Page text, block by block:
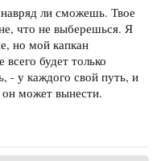
ли сможешь. Твое
что не выберешься. Я
но мой капкан
будет только
- у каждого свой путь, и
может вынести.